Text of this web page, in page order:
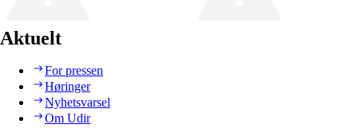
Aktuelt
For pressen
Høringer
Nyhetsvarsel
Om Udir